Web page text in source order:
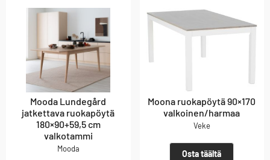
Mooda Lundegård
jatkettava ruokapöytä
180×90+59,5 cm
valkotammi
Mooda
Moona ruokapöytä 90×170
valkoinen/harmaa
Veke
Osta täältä